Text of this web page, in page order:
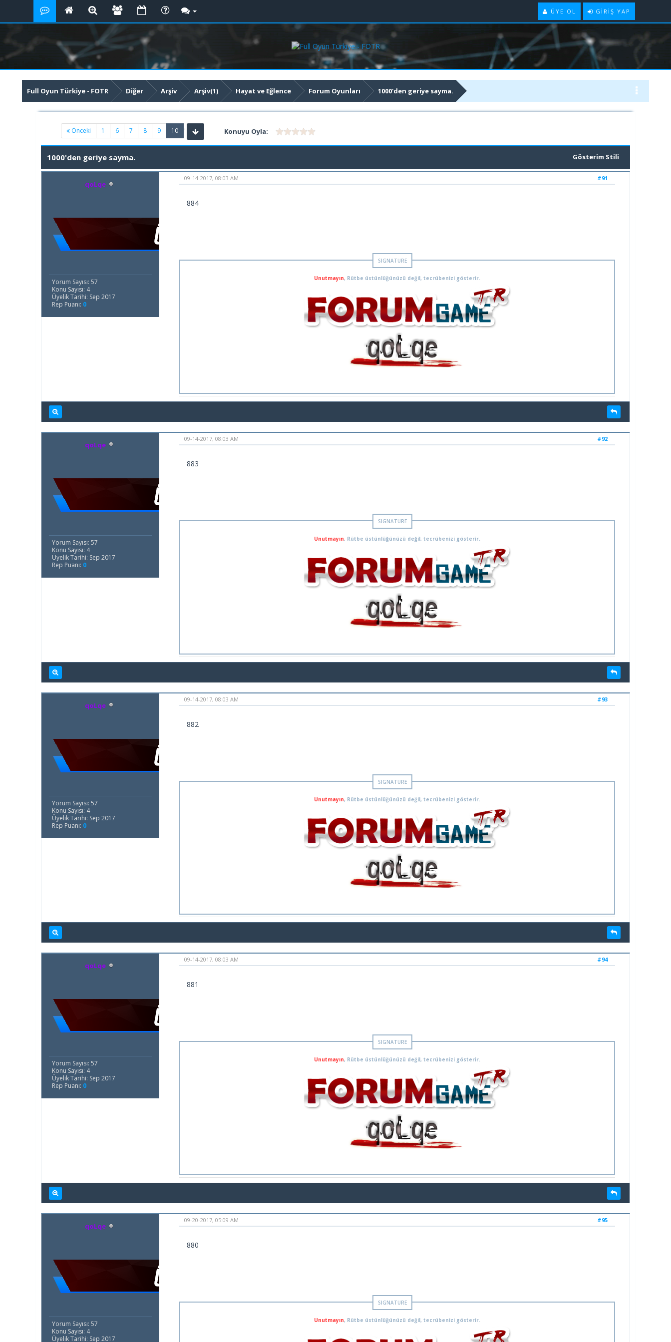
GIRIŞ YAP
ÜYE OL
Full Oyun Türkiye - FOTR Diğer Arşiv Arşiv(1) Hayat ve Eğlence Forum Oyunları 1000'den geriye sayma.
Önceki 1 ..
6 7 8 9 10(current) Konuyu Oyla:
Gösterim Stili
1000'den geriye sayma.
qoLqe
Yorum Sayısı: 57
Konu Sayısı: 4
Üyelik Tarihi: Sep 2017
Rep Puanı: 0
#91
09-14-2017, 08:03 AM
884
Unutmayın, Rütbe üstünlüğünüzü değil, tecrübenizi gösterir.
qoLqe
Yorum Sayısı: 57
Konu Sayısı: 4
Üyelik Tarihi: Sep 2017
Rep Puanı: 0
#92
09-14-2017, 08:03 AM
883
Unutmayın, Rütbe üstünlüğünüzü değil, tecrübenizi gösterir.
qoLqe
Yorum Sayısı: 57
Konu Sayısı: 4
Üyelik Tarihi: Sep 2017
Rep Puanı: 0
#93
09-14-2017, 08:03 AM
882
Unutmayın, Rütbe üstünlüğünüzü değil, tecrübenizi gösterir.
qoLqe
Yorum Sayısı: 57
Konu Sayısı: 4
Üyelik Tarihi: Sep 2017
Rep Puanı: 0
#94
09-14-2017, 08:03 AM
881
Unutmayın, Rütbe üstünlüğünüzü değil, tecrübenizi gösterir.
qoLqe
Yorum Sayısı: 57
Konu Sayısı: 4
Üyelik Tarihi: Sep 2017
#95
09-20-2017, 05:09 AM
880
Unutmayın, Rütbe üstünlüğünüzü değil, tecrübenizi gösterir.